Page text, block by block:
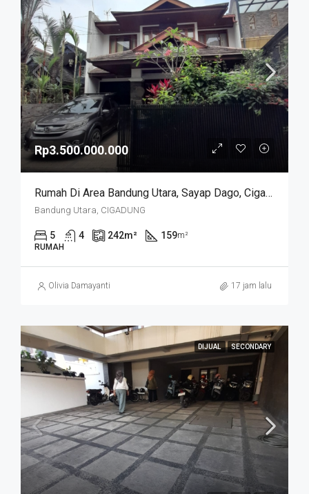
Rp3.500.000.000
Rumah Di Area Bandung Utara, Sayap Dago, Cigadung.
Bandung Utara, CIGADUNG
5 4 242m² 159m²
RUMAH
Olivia Damayanti 17 jam lalu
DIJUAL SECONDARY